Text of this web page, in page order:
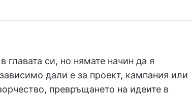
главата си, но нямате начин да я
дали е за проект, кампания или
превръщането на идеите в